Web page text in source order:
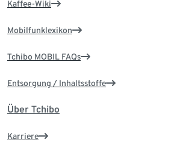
Kaffee-Wiki
Mobilfunklexikon
Tchibo MOBIL FAQs
Entsorgung / Inhaltsstoffe
Über Tchibo
Karriere